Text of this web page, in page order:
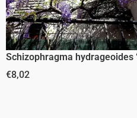
Schizophragma hydrageoides
€8,02